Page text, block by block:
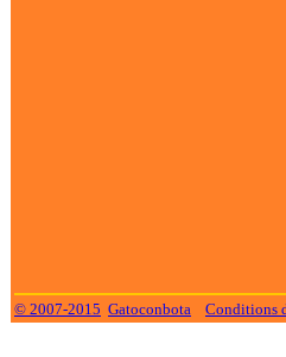
© 2007-2015 Gatoconbota Conditions